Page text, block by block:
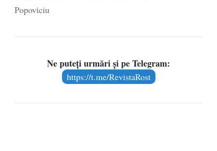
Popoviciu
Ne puteți urmări și pe Telegram:
https://t.me/RevistaRost